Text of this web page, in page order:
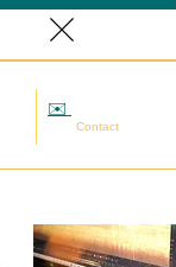
✉️
Contact